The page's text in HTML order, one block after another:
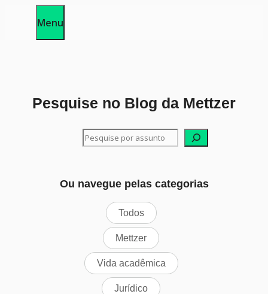
Menu
Pesquise no Blog da Mettzer
Ou navegue pelas categorias
Todos
Mettzer
Vida acadêmica
Jurídico